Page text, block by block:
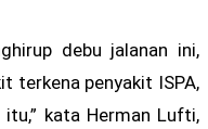
debu jalanan ini,
terkena penyakit ISPA,
kata Herman Lufti,